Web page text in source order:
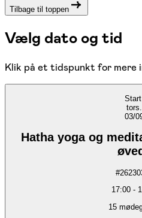
Tilbage til toppen
Vælg dato og tid
Klik på et tidspunkt for mere
Start
tors.
03/
Hatha yoga og
#
17:00 -
15